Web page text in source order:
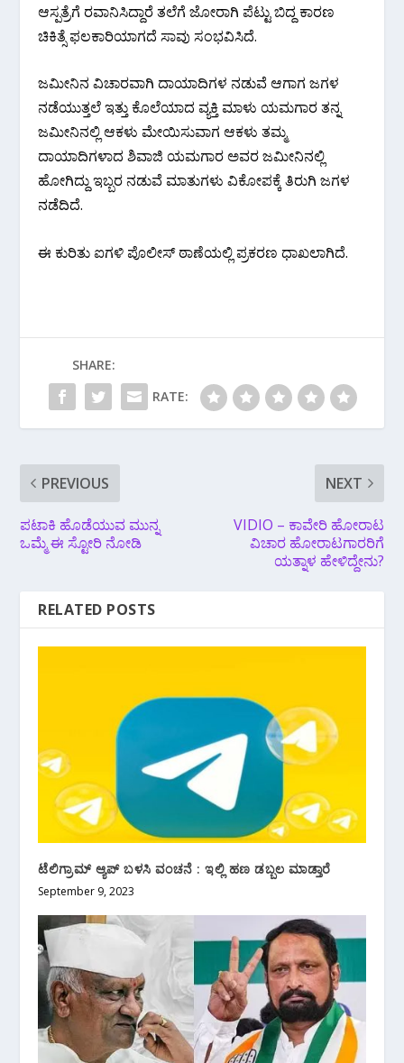
ಆಸ್ಪತ್ರೆಗೆ ರವಾನಿಸಿದ್ದಾರೆ ತಲೆಗೆ ಜೋರಾಗಿ ಪೆಟ್ಟು ಬಿದ್ದ ಕಾರಣ
ಚಿಕಿತ್ಸೆ ಫಲಕಾರಿಯಾಗದೆ ಸಾವು ಸಂಭವಿಸಿದೆ.
ಜಮೀನಿನ ವಿಚಾರವಾಗಿ ದಾಯಾದಿಗಳ ನಡುವೆ ಆಗಾಗ ಜಗಳ
ನಡೆಯುತ್ತಲೆ ಇತ್ತು ಕೊಲೆಯಾದ ವ್ಯಕ್ತಿ ಮಾಳು ಯಮಗಾರ ತನ್ನ
ಜಮೀನಿನಲ್ಲಿ ಆಕಳು ಮೇಯಿಸುವಾಗ ಆಕಳು ತಮ್ಮ
ದಾಯಾದಿಗಳಾದ ಶಿವಾಜಿ ಯಮಗಾರ ಅವರ ಜಮೀನಿನಲ್ಲಿ
ಹೋಗಿದ್ದು ಇಬ್ಬರ ನಡುವೆ ಮಾತುಗಳು ವಿಕೋಪಕ್ಕೆ ತಿರುಗಿ ಜಗಳ
ನಡೆದಿದೆ.
ಈ ಕುರಿತು ಐಗಳಿ ಪೊಲೀಸ್ ಠಾಣೆಯಲ್ಲಿ ಪ್ರಕರಣ ಧಾಖಲಾಗಿದೆ.
SHARE:
RATE:
PREVIOUS
ಪಟಾಕಿ ಹೊಡೆಯುವ ಮುನ್ನ
ಒಮ್ಮೆ ಈ ಸ್ಟೋರಿ ನೋಡಿ
NEXT
VIDIO – ಕಾವೇರಿ ಹೋರಾಟ
ವಿಚಾರ ಹೋರಾಟಗಾರರಿಗೆ
ಯತ್ನಾಳ ಹೇಳಿದ್ದೇನು?
RELATED POSTS
ಟೆಲಿಗ್ರಾಮ್‌ ಆ್ಯಪ್‌ ಬಳಸಿ ವಂಚನೆ : ಇಲ್ಲಿ ಹಣ ಡಬ್ಬಲ ಮಾಡ್ತಾರೆ
September 9, 2023